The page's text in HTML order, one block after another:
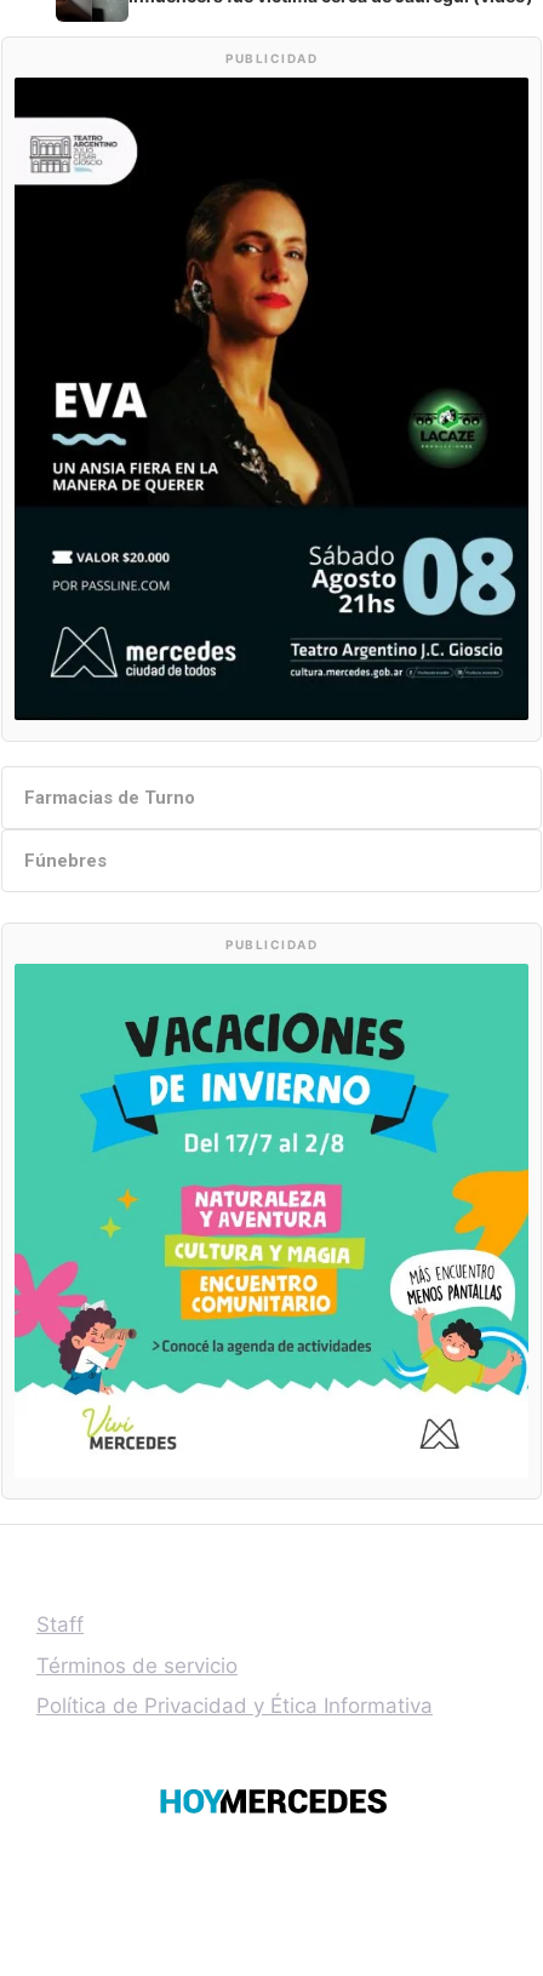
PUBLICIDAD
Farmacias de Turno
Fúnebres
PUBLICIDAD
Staff
Términos de servicio
Política de Privacidad y Ética Informativa